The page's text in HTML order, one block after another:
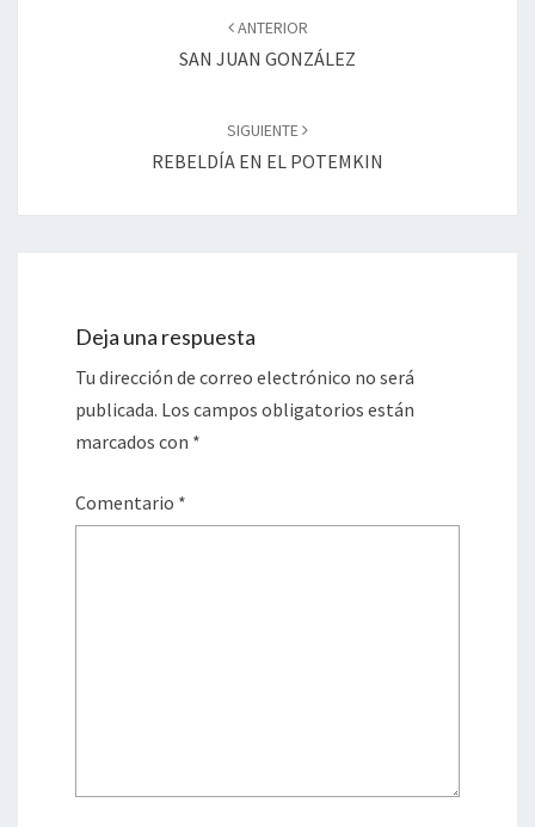
ANTERIOR
SAN JUAN GONZÁLEZ
SIGUIENTE
REBELDÍA EN EL POTEMKIN
Deja una respuesta
Tu dirección de correo electrónico no será
publicada. Los campos obligatorios están
marcados con *
Comentario *